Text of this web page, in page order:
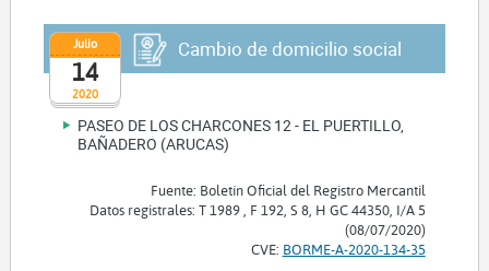
2020
Julio
14
Cambio de domicilio social
PASEO DE LOS CHARCONES 12 - EL PUERTILLO,
BAÑADERO (ARUCAS)
Fuente: Boletín Oficial del Registro Mercantil
Datos registrales: T 1989 , F 192, S 8, H GC 44350, I/A 5
(08/07/2020)
CVE: BORME-A-2020-134-35